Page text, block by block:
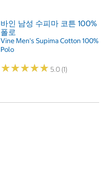
바인 남성 수피마 코튼 100%
폴로
Vine Men's Supima Cotton 100%
Polo
★★★★★
★★★★★ 5.0 (1)